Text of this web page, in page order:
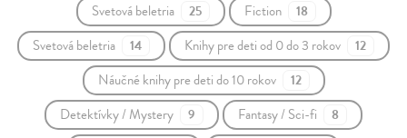
Svetová beletria 25 Fiction 18
Svetová beletria 14 Knihy pre deti od 0 do 3 rokov 12
Náučné knihy pre deti do 10 rokov 12
Detektívky / Mystery 9 Fantasy / Sci-fi 8